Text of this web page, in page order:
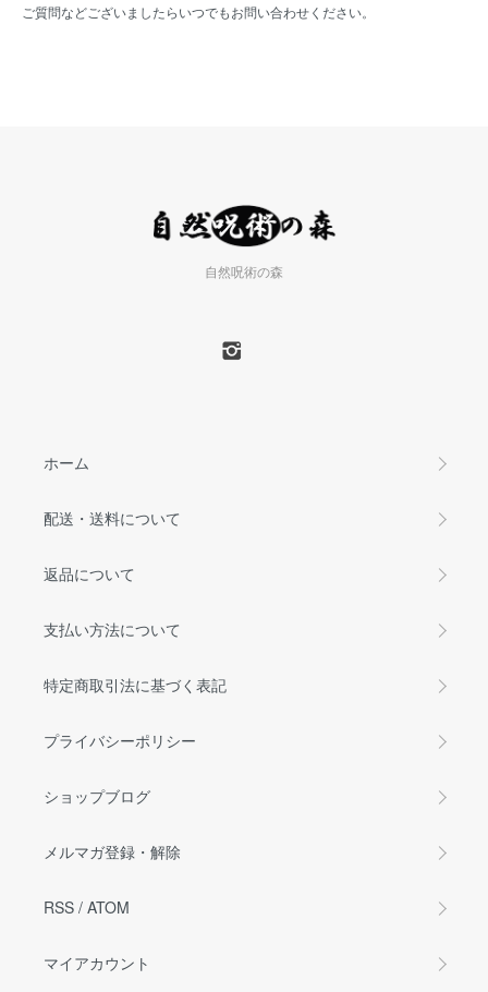
ご質問などございましたらいつでもお問い合わせください。
自然呪術の森
ホーム
配送・送料について
返品について
支払い方法について
特定商取引法に基づく表記
プライバシーポリシー
ショップブログ
メルマガ登録・解除
RSS / ATOM
マイアカウント